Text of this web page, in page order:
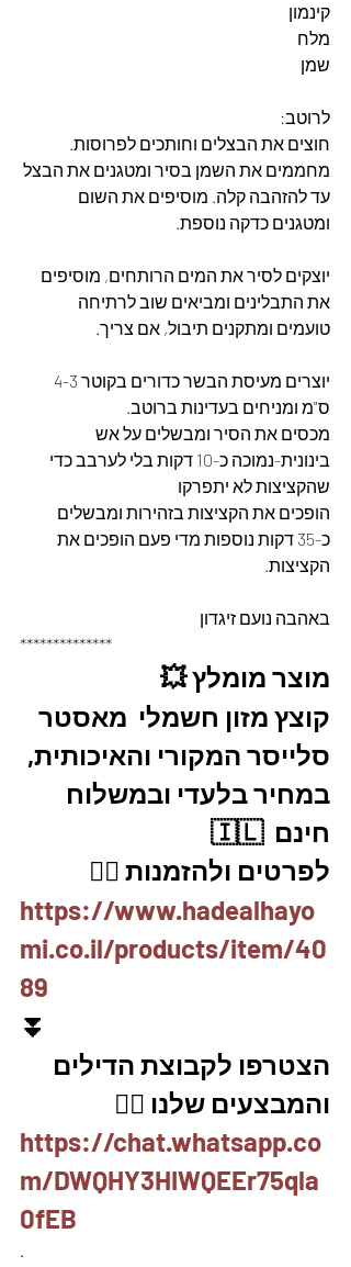
קינמון
מלח
שמן
לרוטב:
חוצים את הבצלים וחותכים לפרוסות.
מחממים את השמן בסיר ומטגנים את הבצל
עד להזהבה קלה. מוסיפים את השום
ומטגנים כדקה נוספת.
יוצקים לסיר את המים הרותחים, מוסיפים
את התבלינים ומביאים שוב לרתיחה
טועמים ומתקנים תיבול, אם צריך.
ס"מ ומניחים בעדינות ברוטב.
מכסים את הסיר ומבשלים על אש
בינונית-נמוכה כ-10 דקות בלי לערבב כדי
שהקציצות לא יתפרקו
הופכים את הקציצות בזהירות ומבשלים
כ-35 דקות נוספות מדי פעם הופכים את
הקציצות.
באהבה נועם זיגדון
**************
מוצר מומלץ 💥
קוצץ מזון חשמלי  מאסטר
סלייסר המקורי והאיכותית,
במחיר בלעדי ובמשלוח
חינם  🇮🇱
לפרטים ולהזמנות 👇🏼
https://www.hadealhayo
mi.co.il/products/item/40
89
⏬
הצטרפו לקבוצת הדילים
והמבצעים שלנו 👇🏽
https://chat.whatsapp.co
m/DWQHY3HIWQEEr75qla
0fEB
.